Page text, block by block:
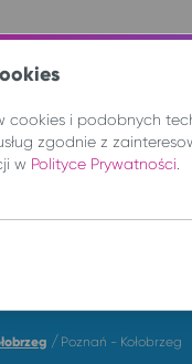
/Poznań - Kołobrzeg
cookies i podobnych
zgodnie z
w Polityce Prywatności